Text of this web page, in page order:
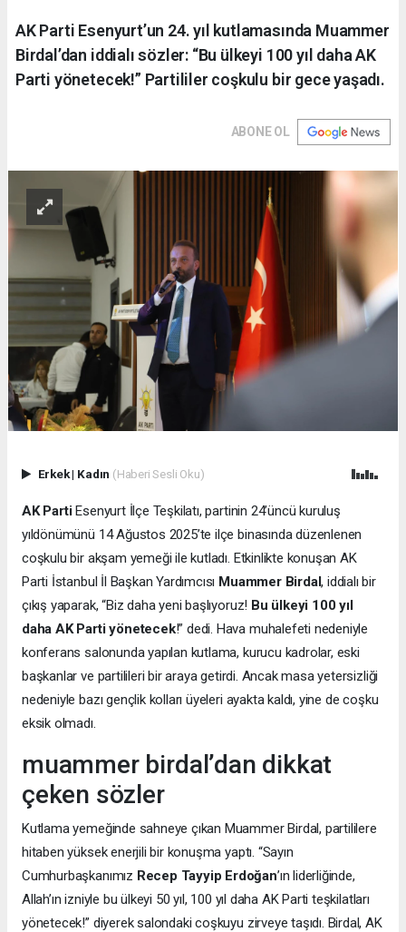
AK Parti Esenyurt’un 24. yıl kutlamasında Muammer
Birdal’dan iddialı sözler: “Bu ülkeyi 100 yıl daha AK
Parti yönetecek!” Partililer coşkulu bir gece yaşadı.
ABONE OL
Erkek| Kadın (Haberi Sesli Oku)
AK PartiEsenyurt İlçe Teşkilatı, partinin 24’üncü kuruluş
yıldönümünü 14 Ağustos 2025’te ilçe binasında düzenlenen
coşkulu bir akşam yemeği ile kutladı. Etkinlikte konuşan AK
Parti İstanbul İl Başkan Yardımcısı Muammer Birdal, iddialı bir
çıkış yaparak, “Biz daha yeni başlıyoruz! Bu ülkeyi 100 yıl
daha AK Parti yönetecek!” dedi. Hava muhalefeti nedeniyle
konferans salonunda yapılan kutlama, kurucu kadrolar, eski
başkanlar ve partilileri bir araya getirdi. Ancak masa yetersizliği
nedeniyle bazı gençlik kolları üyeleri ayakta kaldı, yine de coşku
eksik olmadı.
muammer birdal’dan dikkat
çeken sözler
Kutlama yemeğinde sahneye çıkan Muammer Birdal, partililere
hitaben yüksek enerjili bir konuşma yaptı. “Sayın
Cumhurbaşkanımız Recep Tayyip Erdoğan’ın liderliğinde,
Allah’ın izniyle bu ülkeyi 50 yıl, 100 yıl daha AK Parti teşkilatları
yönetecek!” diyerek salondaki coşkuyu zirveye taşıdı. Birdal, AK